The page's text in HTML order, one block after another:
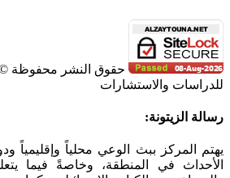
للدراسات والاستشارات
Toggle
Bar
Area
رسالة الزيتونة:
يهتم المركز ببث الوعي محلياً وإقليمياً
الأحداث في المنطقة، وخاصةً فيما